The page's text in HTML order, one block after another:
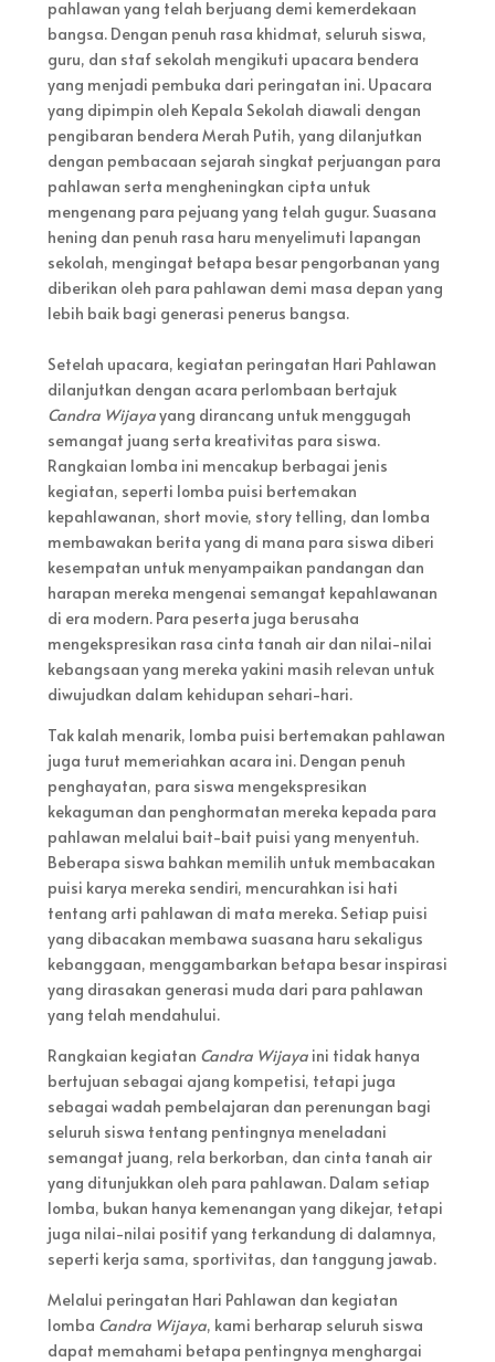
pahlawan yang telah berjuang demi kemerdekaan
bangsa. Dengan penuh rasa khidmat, seluruh siswa,
guru, dan staf sekolah mengikuti upacara bendera
yang menjadi pembuka dari peringatan ini. Upacara
yang dipimpin oleh Kepala Sekolah diawali dengan
pengibaran bendera Merah Putih, yang dilanjutkan
dengan pembacaan sejarah singkat perjuangan para
pahlawan serta mengheningkan cipta untuk
mengenang para pejuang yang telah gugur. Suasana
hening dan penuh rasa haru menyelimuti lapangan
sekolah, mengingat betapa besar pengorbanan yang
diberikan oleh para pahlawan demi masa depan yang
lebih baik bagi generasi penerus bangsa.
Setelah upacara, kegiatan peringatan Hari Pahlawan
dilanjutkan dengan acara perlombaan bertajuk
Candra Wijayayang dirancang untuk menggugah
semangat juang serta kreativitas para siswa.
Rangkaian lomba ini mencakup berbagai jenis
kegiatan, seperti lomba puisi bertemakan
kepahlawanan, short movie, story telling, dan lomba
membawakan berita yang di mana para siswa diberi
kesempatan untuk menyampaikan pandangan dan
harapan mereka mengenai semangat kepahlawanan
di era modern. Para peserta juga berusaha
mengekspresikan rasa cinta tanah air dan nilai-nilai
kebangsaan yang mereka yakini masih relevan untuk
diwujudkan dalam kehidupan sehari-hari.
Tak kalah menarik, lomba puisi bertemakan pahlawan
juga turut memeriahkan acara ini. Dengan penuh
penghayatan, para siswa mengekspresikan
kekaguman dan penghormatan mereka kepada para
pahlawan melalui bait-bait puisi yang menyentuh.
Beberapa siswa bahkan memilih untuk membacakan
puisi karya mereka sendiri, mencurahkan isi hati
tentang arti pahlawan di mata mereka. Setiap puisi
yang dibacakan membawa suasana haru sekaligus
kebanggaan, menggambarkan betapa besar inspirasi
yang dirasakan generasi muda dari para pahlawan
yang telah mendahului.
Rangkaian kegiatan Candra Wijayaini tidak hanya
bertujuan sebagai ajang kompetisi, tetapi juga
sebagai wadah pembelajaran dan perenungan bagi
seluruh siswa tentang pentingnya meneladani
semangat juang, rela berkorban, dan cinta tanah air
yang ditunjukkan oleh para pahlawan. Dalam setiap
lomba, bukan hanya kemenangan yang dikejar, tetapi
juga nilai-nilai positif yang terkandung di dalamnya,
seperti kerja sama, sportivitas, dan tanggung jawab.
Melalui peringatan Hari Pahlawan dan kegiatan
lomba Candra Wijaya, kami berharap seluruh siswa
dapat memahami betapa pentingnya menghargai